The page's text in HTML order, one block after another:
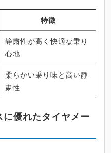
特徴
静粛性が高く快適な乗り
心地
柔らかい乗り味と高い静
粛性
優れたタイヤメー